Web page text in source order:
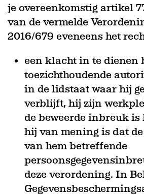
je overeenkomstig artikel
van de vermelde
2016/679 eveneens het
een klacht in te dienen
toezichthoudende
in de lidstaat waar hij
verblijft, hij zijn
de beweerde inbreuk is
hij van mening is dat
van hem betreffende
deze verordening. In